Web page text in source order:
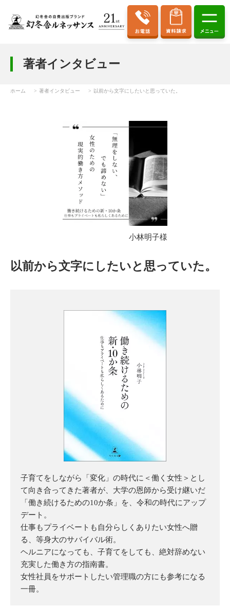
著者インタビュー
ホーム 著者インタビュー 以前から文字にしたいと思っていた。
小林明子様
以前から文字にしたいと思っていた。
子育てをしながら「変化」の時代に＜働く女性＞とし
て向き合ってきた著者が、大学の恩師から受け継いだ
「働き続けるための10か条」を、令和の時代にアップ
デート。
仕事もプライベートも自分らしくありたい女性へ贈
る、等身大のサバイバル術。
ヘルニアになっても、子育てをしても、絶対辞めない
充実した働き方の指南書。
女性社員をサポートしたい管理職の方にも参考になる
一冊。